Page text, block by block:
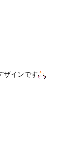
ザインです